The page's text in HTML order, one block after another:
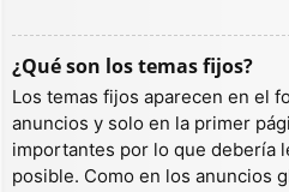
¿Qué son los temas fijos?
Los temas fijos aparecen en el
anuncios y solo en la primer
importantes por lo que debería
posible. Como en los anuncios